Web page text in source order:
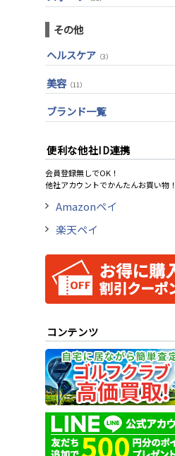
ウェッジ
パター
ゴルフバッグ
ゴルフシューズ
ウェア
その他
アクセサリー（11）
その他
ヘルスケア （3）
サポーター
美容（11）
UVケア （11）
ブランド一覧
便利な他社ID連携
会員登録無しでOK！
他社アカウントでかんたんお買い物！
Amazonペイ
楽天ペイ
コンテンツ